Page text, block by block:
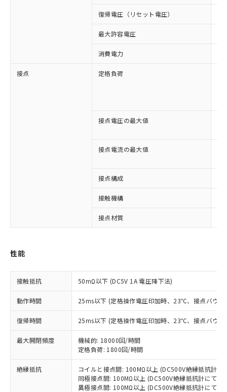
復帰電圧（リセット電圧）
最大許容電圧
消費電力
接点 定格負荷
接点電圧の最大値
接点電流の最大値
接点構成
接触機構
接点材質
性能
接触抵抗 50mΩ以下 (DC5V 1A 電圧降下法)
動作時間 25ms以下 (定格操作電圧印加時、23℃、接点バウン
復帰時間 25ms以下 (定格操作電圧印加時、23℃、接点バウン
最大開閉頻度
機械的: 18000回/時間
定格負荷: 1800回/時間
絶縁抵抗
コイルと接点間: 100MΩ以上 (DC500V絶縁抵抗計に
同極接点間: 100MΩ以上 (DC500V絶縁抵抗計にて)
異極接点間: 100MΩ以上 (DC500V絶縁抵抗計にて)
以下の条件をお読みいただき、同意のうえ
ご利用ください。
本サービスは、当社制御機器事業取扱
商品の当社在庫状況および標準価格
(税抜)を提供させていただくもので
当社制御機器事業取扱商品の中には、
本サービスの対象外となる商品もある
ことをご了承ください。
対応済み：EU RoHS指令（10物質）の
対応予定なし：EU RoHS指令（10物質）の
非含有に非対応の商品で、対応品を出す予
調査・確認中：EU RoHS指令（10物質）の
非含有の対応状況を調査中または確認中の
商品です。
非該当品：ライセンス料など無形物で、有
害物質有無と関係のない商品です。
仕入先様の事情により、非含有部品として
いたものが、含有品と判明した場合などや
※1 中国RoHS○×表
「○」：最大均質材料含有率が中国RoHSの
基準値以下であることを示します。
「×」：最大均質材料含有率が中国RoHSの
基準値を超えていることを示します。
当社は、これら貴社製品のうち、外国